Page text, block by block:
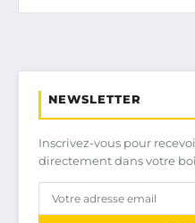
NEWSLETTER
Inscrivez-vous pour
directement dans votre